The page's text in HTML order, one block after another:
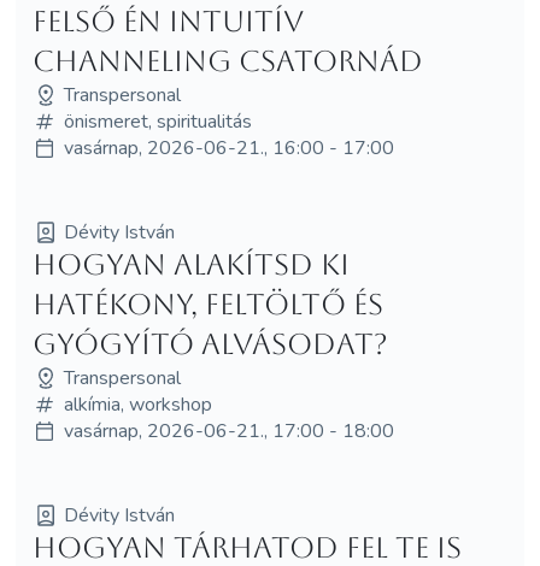
felső Én intuitív
channeling csatornád
Transpersonal
önismeret, spiritualitás
vasárnap, 2026-06-21., 16:00 - 17:00
Dévity István
Hogyan alakítsd ki
hatékony, feltöltő és
gyógyító alvásodat?
Transpersonal
alkímia, workshop
vasárnap, 2026-06-21., 17:00 - 18:00
Dévity István
Hogyan tárhatod fel te is